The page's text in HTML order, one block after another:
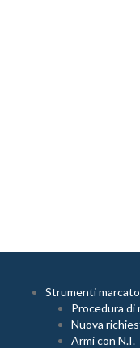
Strumenti
Procedura di
Nuova
Armi con N.I.